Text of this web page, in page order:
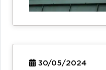
30/05/2024